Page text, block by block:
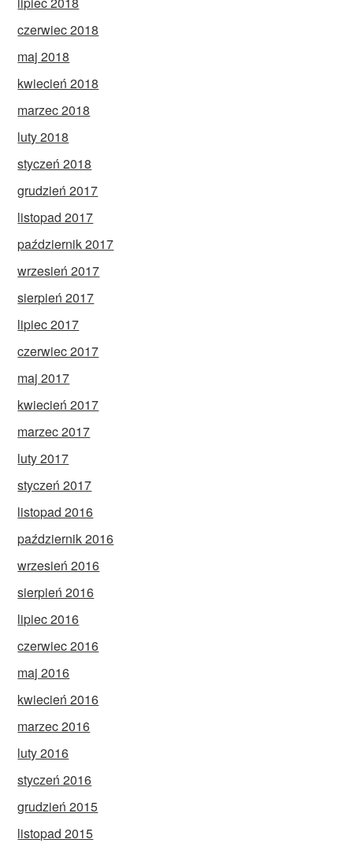
czerwiec 2018
maj 2018
kwiecień 2018
marzec 2018
luty 2018
styczeń 2018
grudzień 2017
listopad 2017
październik 2017
wrzesień 2017
sierpień 2017
lipiec 2017
czerwiec 2017
maj 2017
kwiecień 2017
marzec 2017
luty 2017
styczeń 2017
listopad 2016
październik 2016
wrzesień 2016
sierpień 2016
lipiec 2016
czerwiec 2016
maj 2016
kwiecień 2016
marzec 2016
luty 2016
styczeń 2016
grudzień 2015
listopad 2015